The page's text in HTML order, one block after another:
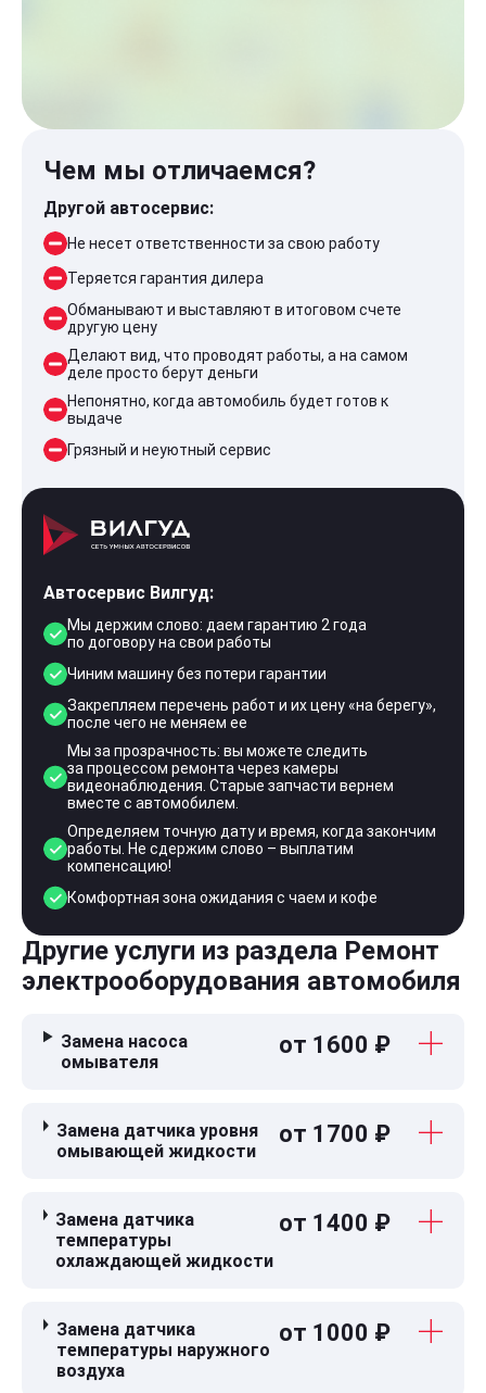
Чем мы отличаемся?
Другой автосервис:
Не несет ответственности за свою работу
Теряется гарантия дилера
Обманывают и выставляют в итоговом счете
другую цену
Делают вид, что проводят работы, а на самом
деле просто берут деньги
Непонятно, когда автомобиль будет готов к
выдаче
Грязный и неуютный сервис
Автосервис Вилгуд:
Мы держим слово: даем гарантию 2 года
по договору на свои работы
Чиним машину без потери гарантии
Закрепляем перечень работ и их цену «на берегу»,
после чего не меняем ее
Мы за прозрачность: вы можете следить
за процессом ремонта через камеры
видеонаблюдения. Старые запчасти вернем
вместе с автомобилем.
Определяем точную дату и время, когда закончим
работы. Не сдержим слово – выплатим
компенсацию!
Комфортная зона ожидания с чаем и кофе
Другие услуги из раздела Ремонт
электрооборудования автомобиля
Замена насоса
омывателя
от 1600 ₽
Замена датчика уровня
омывающей жидкости
от 1700 ₽
Замена датчика
температуры
охлаждающей жидкости
от 1400 ₽
Замена датчика
температуры наружного
воздуха
от 1000 ₽